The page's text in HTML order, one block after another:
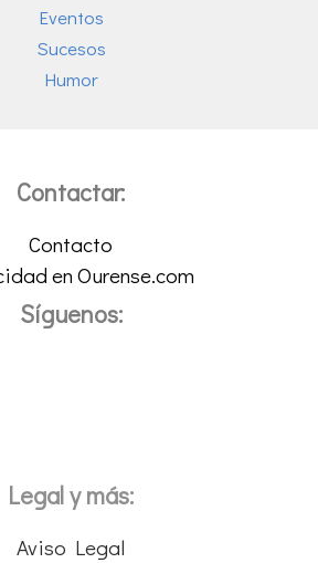
Eventos
Sucesos
Humor
Contactar:
Contacto
en Ourense.com
Síguenos:
Legal y más:
Aviso Legal